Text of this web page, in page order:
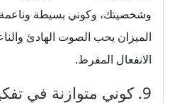
وشخصيتك، وكوني بسيطة
الميزان يحب الصوت الهادئ
الانفعال المفرط.
9. كوني متوازنة في تفكيرك وسلوكك